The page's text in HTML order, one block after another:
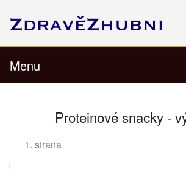
Menu
Proteinové snacky -
1. strana